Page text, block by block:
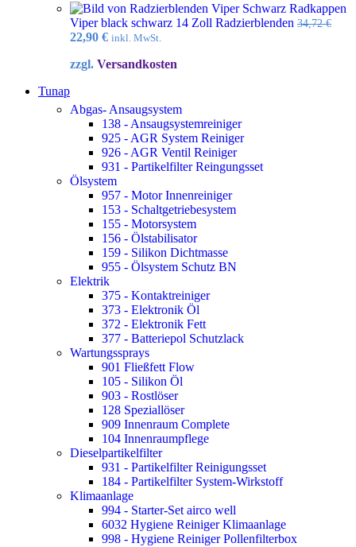
Radkappen
Viper black schwarz 14 Zoll Radzierblenden 34,72€
Ursprünglicher
war:
22,90 €Aktueller
ist:
inkl. MwSt.
zzgl. Versandkosten
Tunap
Abgas- Ansaugsystem
138 - Ansaugsystemreiniger
925 - AGR System Reiniger
926 - AGR Ventil Reiniger
931 - Partikelfilter Reingungsset
Ölsystem
957 - Motor Innenreiniger
153 - Schaltgetriebesystem
155 - Motorsystem
156 - Ölstabilisator
159 - Silikon Dichtmasse
955 - Ölsystem Schutz BN
Elektrik
375 - Kontaktreiniger
373 - Elektronik Öl
372 - Elektronik Fett
377 - Batteriepol Schutzlack
Wartungssprays
901 Fließfett Flow
105 - Silikon Öl
903 - Rostlöser
128 Speziallöser
909 Innenraum Complete
104 Innenraumpflege
Dieselpartikelfilter
931 - Partikelfilter Reinigungsset
184 - Partikelfilter System-Wirkstoff
Klimaanlage
994 - Starter-Set airco well
6032 Hygiene Reiniger Klimaanlage
998 - Hygiene Reiniger Pollenfilterbox